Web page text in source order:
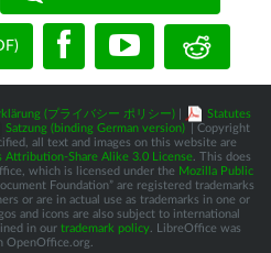
(プライバシー ポリシー)
Statutes
Satzung (binding German version)
| Copyright
all text and images on this website are
Attribution-Share Alike 3.0 License. This does
which is licensed under the Mozilla Public
Foundation” are registered trademarks
or are in actual use as trademarks in one or
and icons are also subject to international
in our trademark policy. LibreOffice was
OpenOffice.org.